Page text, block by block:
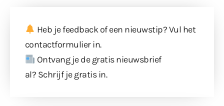
Heb je feedback of een nieuwstip? Vul het
contactformulierin.
Ontvang je de gratis nieuwsbrief
al? Schrijf je gratis in.